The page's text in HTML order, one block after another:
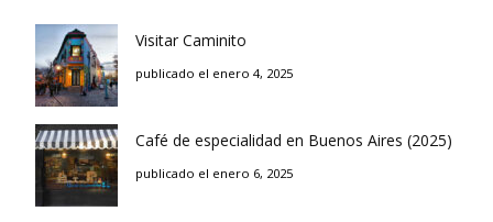
Visitar Caminito
publicado el enero 4, 2025
Café de especialidad en Buenos Aires (2025)
publicado el enero 6, 2025